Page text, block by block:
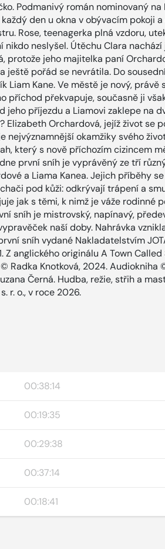
Podmanivý román nominovaný na
den u okna v obývacím pokoji a
Rose, teenagerka plná vzdoru,
neslyšel. Útěchu Clara nachází
protože jeho majitelka paní
ještě pořád se nevrátila. Do
Kane. Ve městě je nový, právě
příchod překvapuje, současně ji
jeho příjezdu a Liamovi zaklepe na
Elizabeth Orchardová, jejíž život se
nejvýznamnější okamžiky svého
který s nově příchozím cizincem
první sníh je vyprávěný ze tří
a Liama Kanea. Jejich příběhy
pod kůži: odkrývají trápení a
jak s těmi, k nimž je váže rodinné
sníh je mistrovský, napínavý,
naší doby. Nahrávka
sníh vydané Nakladatelstvím
anglického originálu A Town Called
Radka Knotková, 2024. Audiokniha
Černá. Hudba, režie, střih a
r. o., v roce 2026.
00:38:14
00:19:35
00:29:38
00:37:14
00:18:41